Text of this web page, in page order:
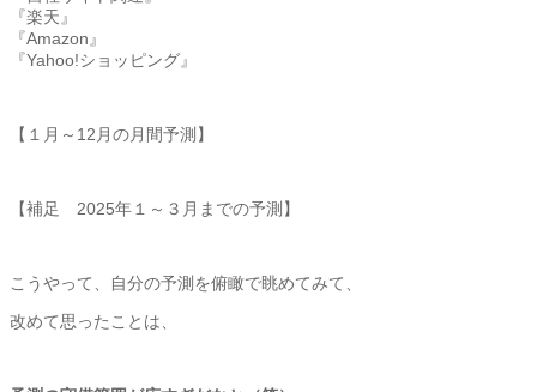
『楽天』
『Amazon』
『Yahoo!ショッピング』
【１月～12月の月間予測】
【補足 2025年１～３月までの予測】
こうやって、自分の予測を俯瞰で眺めてみて、
改めて思ったことは、